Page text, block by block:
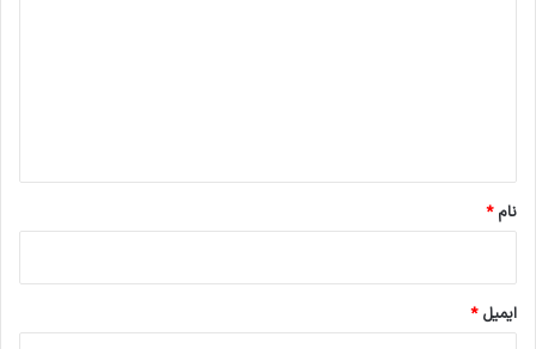
ش
ت
ی
د
ر
م
نام*
ایمیل*